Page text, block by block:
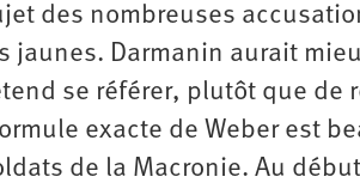
des nombreuses
jaunes. Darmanin aurait
se référer, plutôt que de
exacte de Weber est
de la Macronie. Au